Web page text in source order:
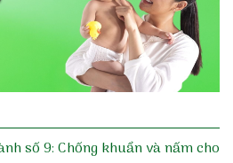
số 9: Chống khuẩn và nấm cho